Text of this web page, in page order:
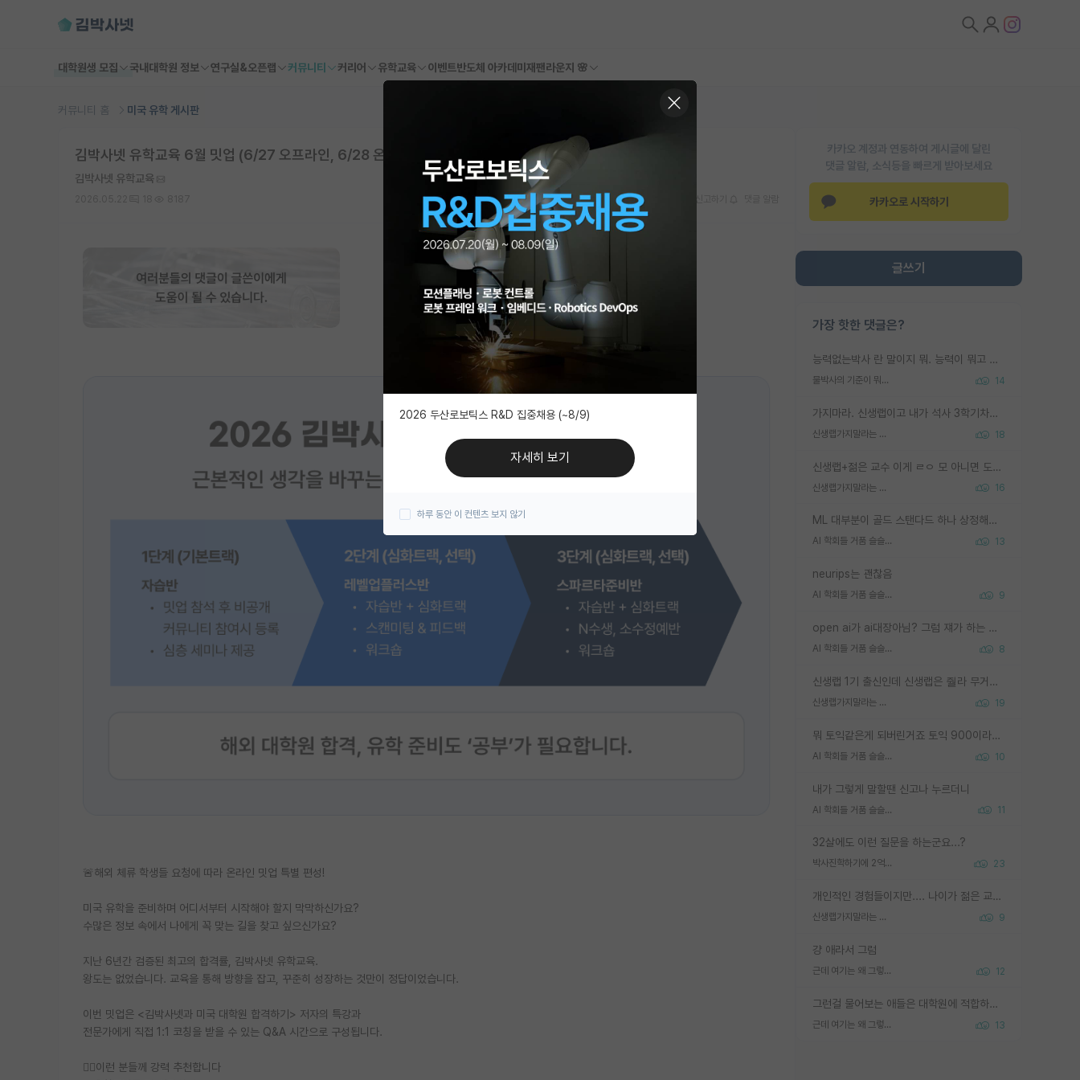
대학원생 모집 국내대학원 정보 연구실&오픈랩 커뮤니티 커리어 유학교육 이벤트반도체 아카데미 재팬라운지 🌸
커뮤니티 홈 미국 유학 게시판
카카오 계정과 연동하여 게시글에 달린
댓글 알람, 소식등을 빠르게 받아보세요
카카오로 시작하기
글쓰기
가장 핫한 댓글은?
능력없는박사 란 말이지 뭐. 능력이 뭐고 능력이 있다는게 뭔지는 사람마다 기준이 다르니까 얘기해봐야 서로 자기 기준만 얘기해서 논쟁이 끝이 안나고. 주위에서 능력있고 야심있는 신입생이 교수가 유의미한 피드백을 아예 안주면서 제대로된 과제에 참여해볼 기회도 제공하지 않고 잡일 뺑뺑이만 돌려서 맨날 단순작업만 하면서 밤새다가 눈빛이 점점 죽어가는걸 본 사람은 물박사는 교수탓이라고 하고, 교수는 이것저것 알려도 주고 기회도 주고 사수 동기 붙여주면서 어떻게든 끌고가려고 하는데 본인이 매일 뺀질거리면서 출근 하는둥마는둥 하다가 기껏 와서도 폰이나 쳐다보다가 실험 망치고 저녁약속있어서 먼저 가볼게요~ 하는걸 본 사람은 물박사는 본인탓이라고 함.
물박사의 기준이 뭐임? 14
가지마라. 신생랩이고 내가 석사 3학기차인데 최고참인데 나도 아무것도 모르는데 교수가 후배들 왜 논문 교육 안시키냐. 논문 왜 안 써오냐 닦달한다
신생랩가지말라는 이유가 있었구나 18
신생랩+젊은 교수 이게 ㄹㅇ 모 아니면 도인듯.
신생랩가지말라는 이유가 있었구나 16
ML 대부분이 골드 스탠다드 하나 상정해놓고 (벤치마크 데이터셋이 여러 개면 여러 개 상정) 그거 얼마나 잘 맞추나 싸움임 가끔 번뜩이는 설계 철학을 보여주는 논문들도 있지만 대부분 그거 성적 얼마나 더 올리느라에 혈안이 되어 있는 측면이 잇음
AI 학회들 거품 슬슬 지적이 나오네요 13
neurips는 괜찮음
AI 학회들 거품 슬슬 지적이 나오네요 9
open ai가 ai대장아님? 그럼 쟤가 하는 말이 다 맞겠네
AI 학회들 거품 슬슬 지적이 나오네요 8
신생랩 1기 출신인데 신생랩은 줠라 무거운 바벨 같은거임. 들면 대박인데 못들면 깔려 죽음. 아무도 알려주지 않는 환경에서 자생해야하지만, 일단 살아남았다면 그 어떤 사람보다 악착같고 생존력 높은 사람으로 거듭날 수 있음
신생랩가지말라는 이유가 있었구나 19
뭐 토익같은게 되버린거죠 토익 900이라고 영어잘하는건 아닙니다만 잘하는사람은 다 900을 넘는 그런
AI 학회들 거품 슬슬 지적이 나오네요 10
내가 그렇게 말할땐 신고나 누르더니
AI 학회들 거품 슬슬 지적이 나오네요 11
32살에도 이런 질문을 하는군요...?
박사진학하기에 2억은 괜찮은 (?) 정도의 경제력인가요 23
개인적인 경험들이지만.... 나이가 젊은 교수일수록 꼰대라는 가면을 쓴 채로 무례함을 행동하는 경우가 거의 90% 정도였음. 나이가 어린데 다른 또래들과 달리 명예, 권력, 재력까지 얻었으니 세상 다 가진 기분이겠지. 오히러 나이 든 교수들이 행동과 말을 더 조심하시더라.
신생랩가지말라는 이유가 있었구나 9
걍 애라서 그럼
근데 여기는 왜 그렇게 SPK를 물어보는거임? 12
그런걸 물어보는 애들은 대학원에 적합하지 않다
근데 여기는 왜 그렇게 SPK를 물어보는거임? 13
김박사넷 유학교육 6월 밋업 (6/27 오프라인, 6/28 온라인)
김박사넷 유학교육
🚨해외 체류 학생들 요청에 따라 온라인 밋업 특별 편성!
미국 유학을 준비하며 어디서부터 시작해야 할지 막막하신가요?
수많은 정보 속에서 나에게 꼭 맞는 길을 찾고 싶으신가요?
지난 6년간 검증된 최고의 합격률, 김박사넷 유학교육.
왕도는 없었습니다. 교육을 통해 방향을 잡고, 꾸준히 성장하는 것만이 정답이었습니다.
이번 밋업은 <김박사넷과 미국 대학원 합격하기> 저자의 특강과
전문가에게 직접 1:1 코칭을 받을 수 있는 Q&A 시간으로 구성됩니다.
🙋‍♀️이런 분들께 강력 추천합니다
2026 두산로보틱스 R&D 집중채용 (~8/9)
자세히 보기
하루 동안 이 컨텐츠 보지 않기